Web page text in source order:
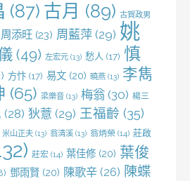
(87) 古月 (89) 古賀政男
周添旺 (23) 周藍萍 (29) 姚
(49) 左宏元 (13) 愁人 (17) 慎
方忭 (17) 易文 (20) 曉燕 (13) 李雋
(65) 梁樂音 (13) 梅翁 (30) 楊三
(28) 狄薏 (29) 王福齡 (35)
米山正夫 (13) 翁清溪 (13) 翁炳榮 (14) 莊啟
莊宏 (14) 葉佳修 (20) 葉俊
鄧雨賢 (20) 陳歌辛 (26) 陳蝶